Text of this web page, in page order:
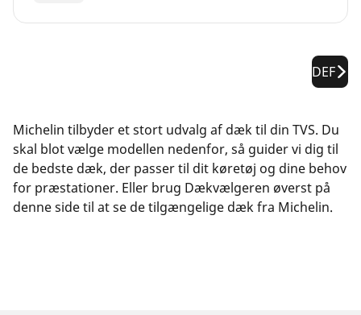
DEF
Michelin tilbyder et stort udvalg af dæk til din TVS. Du
skal blot vælge modellen nedenfor, så guider vi dig til
de bedste dæk, der passer til dit køretøj og dine behov
for præstationer. Eller brug Dækvælgeren øverst på
denne side til at se de tilgængelige dæk fra Michelin.